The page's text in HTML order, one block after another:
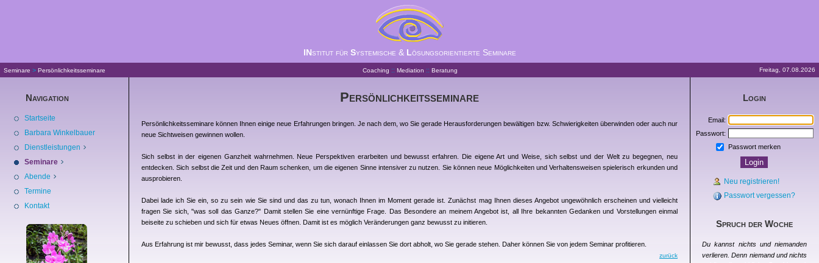
INstitut für Systemische & Lösungsorientierte Seminare
Seminare > Persönlichkeitsseminare Coaching :: Mediation :: Beratung Freitag, 07.08.2026
Navigation
Startseite
Barbara Winkelbauer
Dienstleistungen
Seminare
Abende
Termine
Kontakt
Persönlichkeitsseminare
Persönlichkeitsseminare können Ihnen einige neue Erfahrungen bringen. Je nach dem, wo Sie gerade Herausforderungen bewältigen bzw. Schwierigkeiten überwinden oder auch nur
neue Sichtweisen gewinnen wollen.
Sich selbst in der eigenen Ganzheit wahrnehmen. Neue Perspektiven erarbeiten und bewusst erfahren. Die eigene Art und Weise, sich selbst und der Welt zu begegnen, neu
entdecken. Sich selbst die Zeit und den Raum schenken, um die eigenen Sinne intensiver zu nutzen. Sie können neue Möglichkeiten und Verhaltensweisen spielerisch erkunden und
ausprobieren.
Dabei lade ich Sie ein, so zu sein wie Sie sind und das zu tun, wonach Ihnen im Moment gerade ist. Zunächst mag Ihnen dieses Angebot ungewöhnlich erscheinen und vielleicht
fragen Sie sich, "was soll das Ganze?" Damit stellen Sie eine vernünftige Frage. Das Besondere an meinem Angebot ist, all Ihre bekannten Gedanken und Vorstellungen einmal
beiseite zu schieben und sich für etwas Neues öffnen. Damit ist es möglich Veränderungen ganz bewusst zu initieren.
Aus Erfahrung ist mir bewusst, dass jedes Seminar, wenn Sie sich darauf einlassen Sie dort abholt, wo Sie gerade stehen. Daher können Sie von jedem Seminar profitieren.
zurück
Login
Email:
Passwort:
Passwort merken
Neu registrieren!
Passwort vergessen?
Spruch der Woche
Du kannst nichts und niemanden
verlieren. Denn niemand und nichts